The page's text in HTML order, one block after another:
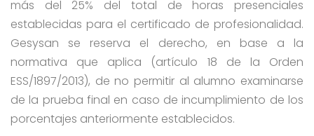
más del 25% del total de horas presenciales
establecidas para el certificado de profesionalidad.
Gesysan se reserva el derecho, en base a la
normativa que aplica (artículo 18 de la Orden
ESS/1897/2013), de no permitir al alumno examinarse
de la prueba final en caso de incumplimiento de los
porcentajes anteriormente establecidos.